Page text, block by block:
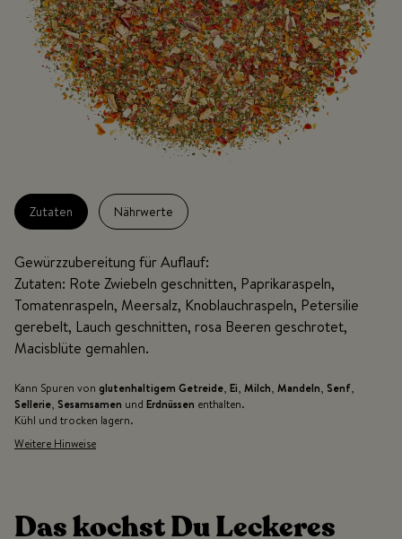
Zutaten Nährwerte
Gewürzzubereitung für Auflauf:
Zutaten: Rote Zwiebeln geschnitten, Paprikaraspeln,
Tomatenraspeln, Meersalz, Knoblauchraspeln, Petersilie
gerebelt, Lauch geschnitten, rosa Beeren geschrotet,
Macisblüte gemahlen.
Kann Spuren von glutenhaltigem Getreide, Ei, Milch, Mandeln, Senf,
Sellerie, Sesamsamen und Erdnüssen enthalten.
Kühl und trocken lagern.
Weitere Hinweise
Das kochst Du Leckeres